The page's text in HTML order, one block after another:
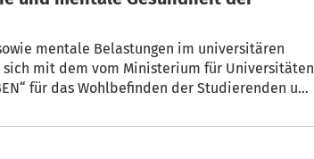
mentale Belastungen im universitären
mit dem vom Ministerium für Universitäten
für das Wohlbefinden der Studierenden und